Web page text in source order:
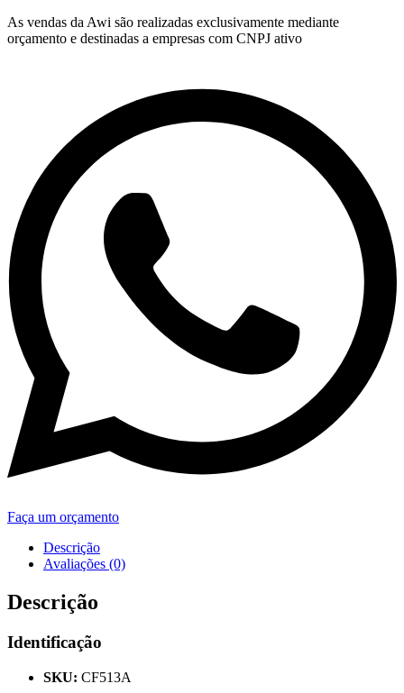
As vendas da Awi são realizadas exclusivamente mediante
orçamento e destinadas a empresas com CNPJ ativo
Faça um orçamento
Descrição
Avaliações (0)
Descrição
Identificação
SKU: CF513A